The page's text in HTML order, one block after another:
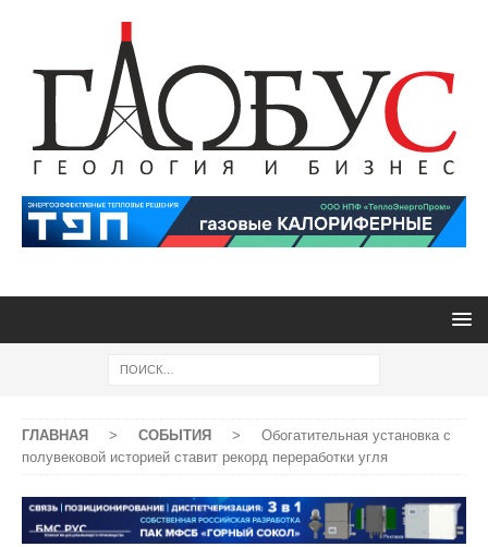
ГЛАВНАЯ > СОБЫТИЯ >
Обогатительная установка с
полувековой историей ставит рекорд переработки угля